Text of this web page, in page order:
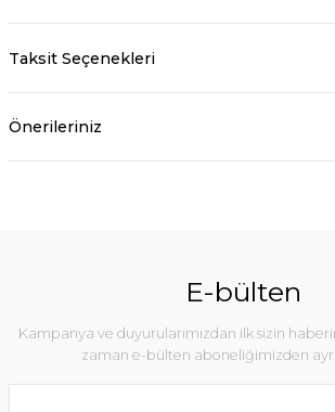
Taksit Seçenekleri
Önerileriniz
E-bülten
Kampanya ve duyurularımızdan ilk sizin
zaman e-bülten aboneliğimizden